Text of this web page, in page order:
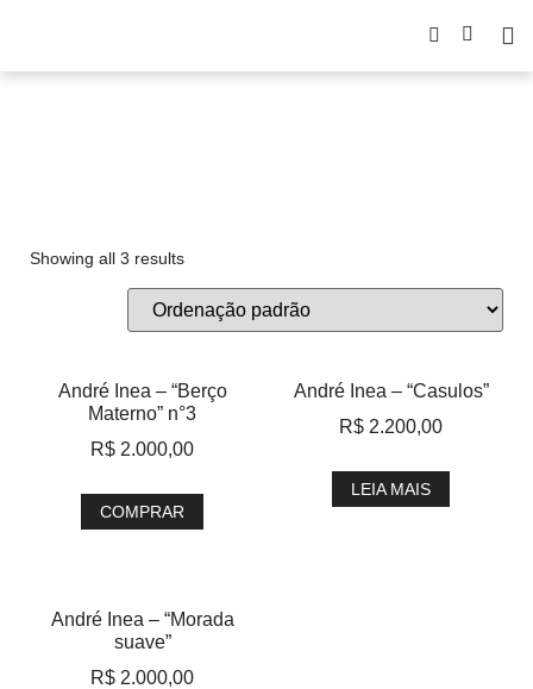
Showing all 3 results
André Inea – “Berço
Materno” n°3
R$ 2.000,00
COMPRAR
André Inea – “Casulos”
R$ 2.200,00
LEIA MAIS
André Inea – “Morada
suave”
R$ 2.000,00